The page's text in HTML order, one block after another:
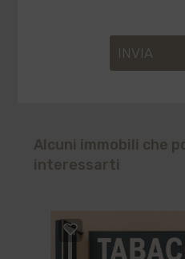
INVIA
Alcuni immobili che
interessarti